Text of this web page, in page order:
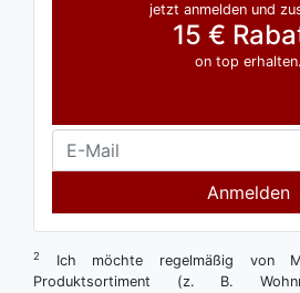
jetzt anmelden und
15 €
on top erhalten.
Anmelden
2
Ich möchte regelmäßig von
Produktsortiment (z. B.